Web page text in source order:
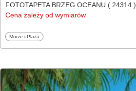
FOTOTAPETA BRZEG OCEANU ( 24314 )
Cena zależy od wymiarów
Fototapety
Morze i Plaża